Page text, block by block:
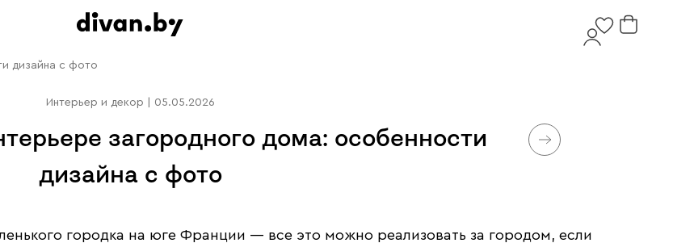
дизайна с фото
Интерьер и декор 05.05.2026
загородного дома: особенности
дизайна с фото
городка на юге Франции — все это можно реализовать за городом, если